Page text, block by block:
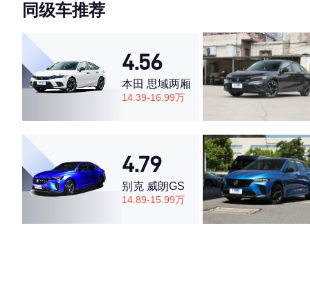
·外观表现较为优秀，优于69%同级车
·空间表现一般，低于80%同级车
同级车推荐
4.56
本田 思域两厢
14.39-16.99万
4.79
别克 威朗GS
14.89-15.99万